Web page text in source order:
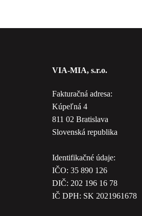
VIA-MIA, s.r.o.
Fakturačná adresa:
Kúpeľná 4
811 02 Bratislava
Slovenská republika
Identifikačné údaje:
IČO: 35 890 126
DIČ: 202 196 16 78
IČ DPH: SK 2021961678